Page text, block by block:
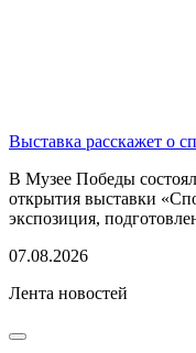
Выставка расскажет о
В Музее Победы
открытия выставки
экспозиция,
07.08.2026
Лента новостей